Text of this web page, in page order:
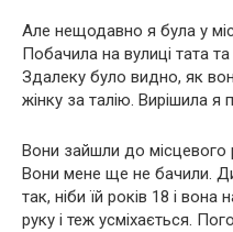
Але нещодавно я була у
Побачила на вулиці тата
Здалеку було видно, як
жінку за талію. Вирішила я
Вони зайшли до місцевого
Вони мене ще не бачили.
так, ніби їй років 18 і вона
руку і теж усміхається.